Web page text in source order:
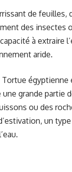
de feuilles,
des insectes
à extraire
aride.
grande partie
ou des
un